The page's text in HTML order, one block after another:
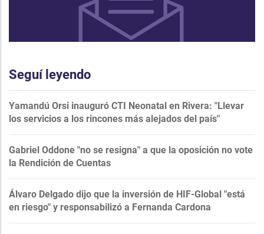
Seguí leyendo
Yamandú Orsi inauguró CTI Neonatal en Rivera: "Llevar
los servicios a los rincones más alejados del país"
Gabriel Oddone "no se resigna" a que la oposición no vote
la Rendición de Cuentas
Álvaro Delgado dijo que la inversión de HIF-Global "está
en riesgo" y responsabilizó a Fernanda Cardona